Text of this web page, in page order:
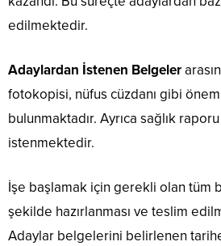
edilmektedir.
Adaylardan İstenen Belgeler
fotokopisi, nüfus cüzdanı gibi
bulunmaktadır. Ayrıca sağlık
istenmektedir.
İşe başlamak için gerekli olan tüm
şekilde hazırlanması ve teslim
Adaylar belgelerini belirlenen